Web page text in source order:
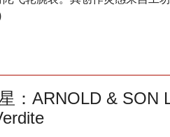
：ARNOLD & SON